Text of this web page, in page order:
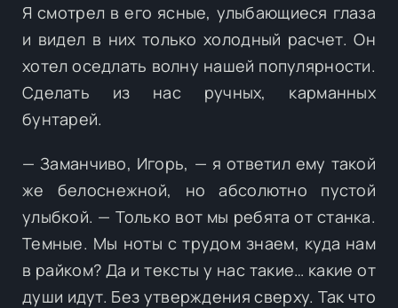
Я смотрел в его ясные, улыбающиеся глаза
и видел в них только холодный расчет. Он
хотел оседлать волну нашей популярности.
Сделать из нас ручных, карманных
бунтарей.
— Заманчиво, Игорь, — я ответил ему такой
же белоснежной, но абсолютно пустой
улыбкой. — Только вот мы ребята от станка.
Темные. Мы ноты с трудом знаем, куда нам
в райком? Да и тексты у нас такие… какие от
души идут. Без утверждения сверху. Так что